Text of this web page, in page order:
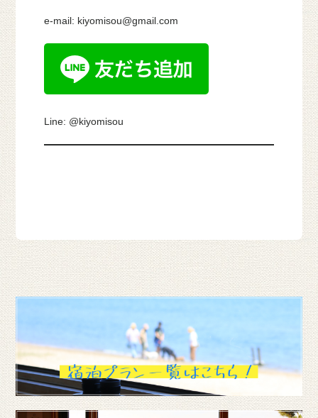
e-mail: kiyomisou@gmail.com
Line: @kiyomisou